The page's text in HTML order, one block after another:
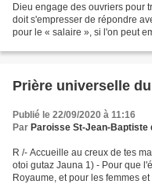
Dieu engage des ouvriers pour
doit s'empresser de répondre
pour le « salaire », si l'on peut
Prière universelle
Publié le 22/09/2020 à 11:16
Par Paroisse St-Jean-Baptiste
R /- Accueille au creux de tes
otoi gutaz Jauna 1) - Pour que
Royaume, et pour les femmes